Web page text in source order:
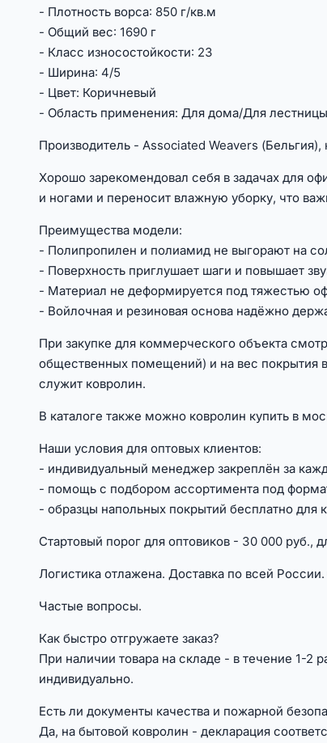
- Плотность ворса: 850 г/кв.м
- Общий вес: 1690 г
- Класс износостойкости: 23
- Ширина: 4/5
- Цвет: Коричневый
- Область применения: Для дома/Для
Производитель - Associated Weavers
Хорошо зарекомендовал себя в задачах для
и ногами и переносит влажную уборку, что
Преимущества модели:
- Полипропилен и полиамид не выгорают на
- Поверхность приглушает шаги и повышает
- Материал не деформируется под тяжестью
- Войлочная и резиновая основа надёжно
При закупке для коммерческого объекта
общественных помещений) и на вес покрытия
служит ковролин.
В каталоге также можно ковролин купить в
Наши условия для оптовых клиентов:
- индивидуальный менеджер закреплён за
- помощь с подбором ассортимента под
- образцы напольных покрытий бесплатно для
Стартовый порог для оптовиков - 30 000 руб.,
Логистика отлажена. Доставка по всей
Частые вопросы.
Как быстро отгружаете заказ?
При наличии товара на складе - в течение 1-2
индивидуально.
Есть ли документы качества и пожарной
Да, на бытовой ковролин - декларация